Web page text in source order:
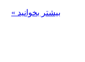
بیشتر بخوانید »